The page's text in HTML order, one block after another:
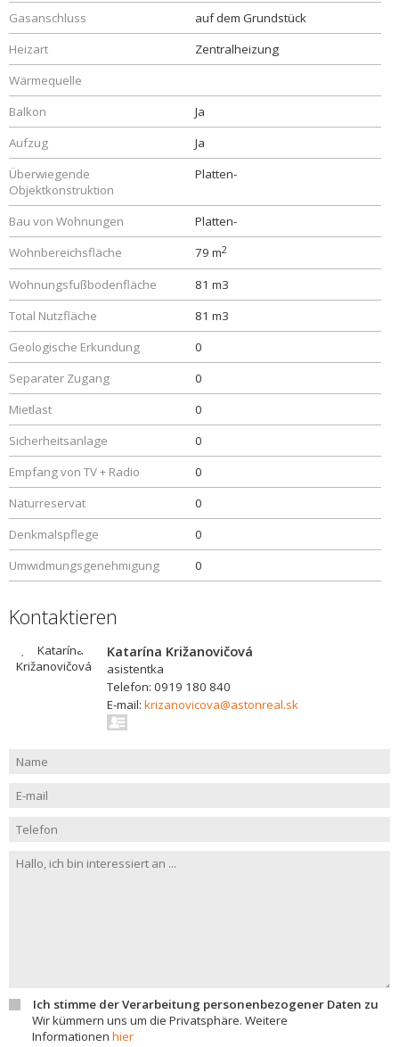
Gasanschluss
auf dem Grundstück
Heizart
Zentralheizung
Wärmequelle
Balkon
Ja
Aufzug
Ja
Überwiegende
Objektkonstruktion
Platten-
Bau von Wohnungen
Platten-
Wohnbereichsfläche
79 m2
Wohnungsfußbodenfläche
81 m3
Total Nutzfläche
81 m3
Geologische Erkundung
0
Separater Zugang
0
Mietlast
0
Sicherheitsanlage
0
Empfang von TV + Radio
0
Naturreservat
0
Denkmalspflege
0
Umwidmungsgenehmigung
0
Kontaktieren
Katarína Križanovičová
asistentka
Telefon: 0919 180 840
E-mail: krizanovicova@astonreal.sk
Ich stimme der Verarbeitung personenbezogener Daten zu
Wir kümmern uns um die Privatsphäre. Weitere
Informationen hier